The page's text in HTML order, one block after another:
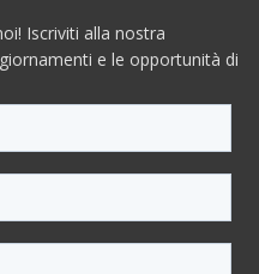
Iscriviti alla nostra
e le opportunità di